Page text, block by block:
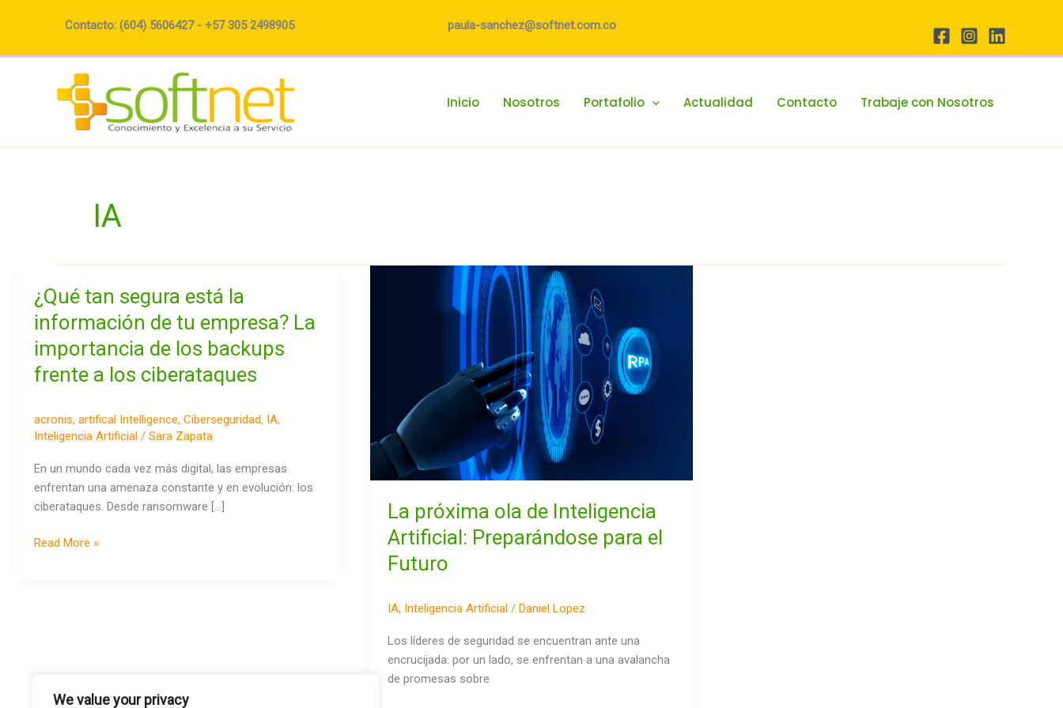
We value your privacy
Contacto: (604) 5606427 - +57 305 2498905 paula-sanchez@softnet.com.co
Inicio Nosotros Portafolio Actualidad Contacto Trabaje con Nosotros
IA
¿Qué tan segura está la
información de tu empresa? La
importancia de los backups
frente a los ciberataques
acronis, artifical Intelligence, Ciberseguridad, IA,
Inteligencia Artificial/ Sara Zapata
En un mundo cada vez más digital, las empresas
enfrentan una amenaza constante y en evolución: los
ciberataques. Desde ransomware […]
¿Qué
tan
segura
está
la
tu
empresa?
La
importancia
de
backups
Read More »
La próxima ola de Inteligencia
Artificial: Preparándose para el
Futuro
IA, Inteligencia Artificial /Daniel Lopez
Los líderes de seguridad se encuentran ante una
encrucijada: por un lado, se enfrentan a una avalancha
de promesas sobre
Preparándose
Futuro